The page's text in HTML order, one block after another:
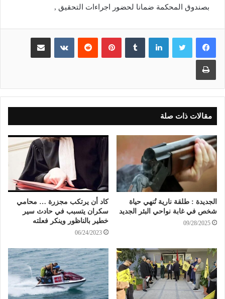
بصندوق المحكمة ضمانا لحضور اجراءات التحقيق ,
لينكدإن بينتيريست مشاركة عبر البريد
طباعة
مقالات ذات صلة
الجديدة : طلقة نارية تُنهي حياة
شخص في غابة نواحي البئر الجديد
09/28/2025
كاد أن يرتكب مجزرة … محامي
سكران يتسبب في حادث سير
خطير بالناظور وينكر فعلته
06/24/2023